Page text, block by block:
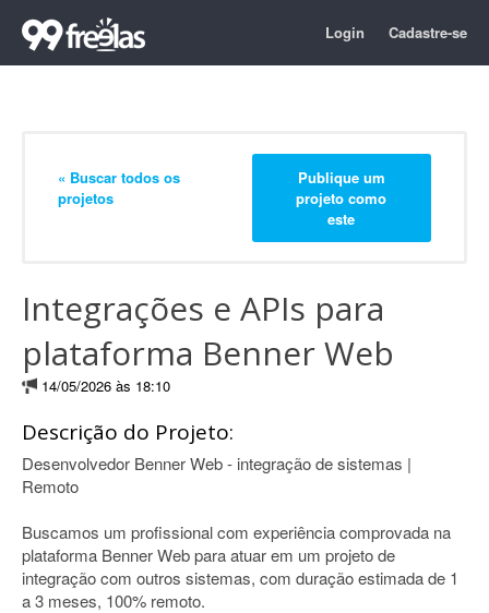
Login Cadastre-se
« Buscar todos os
projetos
Publique um
projeto como
este
Integrações e APIs para
plataforma Benner Web
14/05/2026 às 18:10
Descrição do Projeto:
Desenvolvedor Benner Web - integração de sistemas |
Remoto
Buscamos um profissional com experiência comprovada na
plataforma Benner Web para atuar em um projeto de
integração com outros sistemas, com duração estimada de 1
a 3 meses, 100% remoto.